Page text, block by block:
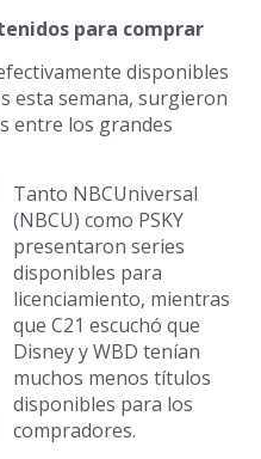
para comprar
disponibles
esta semana, surgieron
entre los grandes
Tanto NBCUniversal
(NBCU) como PSKY
presentaron series
disponibles para
licenciamiento, mientras
que C21 escuchó que
Disney y WBD tenían
muchos menos títulos
disponibles para los
compradores.